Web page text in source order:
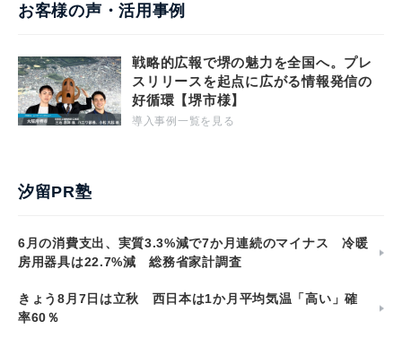
お客様の声・活用事例
戦略的広報で堺の魅力を全国へ。プレ
スリリースを起点に広がる情報発信の
好循環【堺市様】
導入事例一覧を見る
汐留PR塾
6月の消費支出、実質3.3%減で7か月連続のマイナス 冷暖
房用器具は22.7%減 総務省家計調査
きょう8月7日は立秋 西日本は1か月平均気温「高い」確
率60％